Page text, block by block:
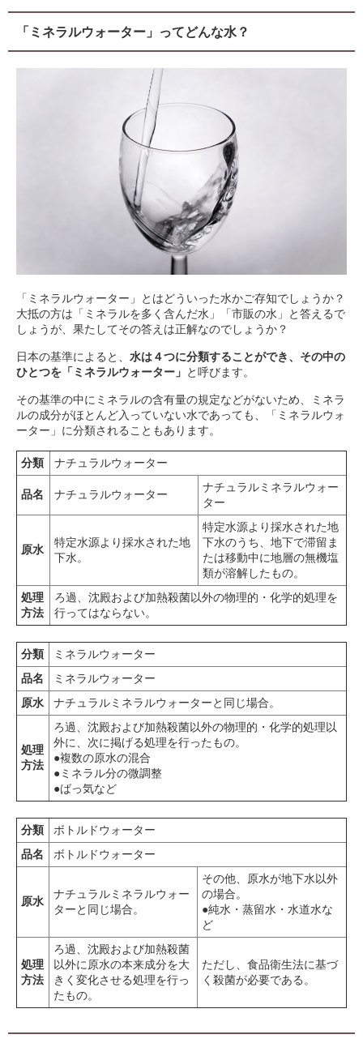
「ミネラルウォーター」ってどんな水？
「ミネラルウォーター」とはどういった水かご存知でしょうか？
大抵の方は「ミネラルを多く含んだ水」「市販の水」と答えるで
しょうが、果たしてその答えは正解なのでしょうか？
日本の基準によると、 水は４つに分類することができ、その中の
ひとつを「ミネラルウォーター」 と呼びます。
その基準の中にミネラルの含有量の規定などがないため、ミネラ
ルの成分がほとんど入っていない水であっても、「ミネラルウォ
ーター」に分類されることもあります。
分類 ナチュラルウォーター
品名 ナチュラルウォーター
ナチュラルミネラルウォー
ター
原水
特定水源より採水された地
下水。
特定水源より採水された地
下水のうち、地下で滞留ま
たは移動中に地層の無機塩
類が溶解したもの。
処理
方法
ろ過、沈殿および加熱殺菌以外の物理的・化学的処理を
行ってはならない。
分類
ミネラルウォーター
品名
ミネラルウォーター
原水
ナチュラルミネラルウォーターと同じ場合。
処理
方法
ろ過、沈殿および加熱殺菌以外の物理的・化学的処理以
外に、次に掲げる処理を行ったもの。
●複数の原水の混合
●ミネラル分の微調整
●ばっ気など
分類
ボトルドウォーター
品名
ボトルドウォーター
原水
ナチュラルミネラルウォー
ターと同じ場合。
その他、原水が地下水以外
の場合。
●純水・蒸留水・水道水な
ど
処理
方法
ろ過、沈殿および加熱殺菌
以外に原水の本来成分を大
きく変化させる処理を行っ
たもの。
ただし、食品衛生法に基づ
く殺菌が必要である。